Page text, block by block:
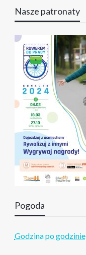
Nasze patronaty
Pogoda
Godzina po godzinie